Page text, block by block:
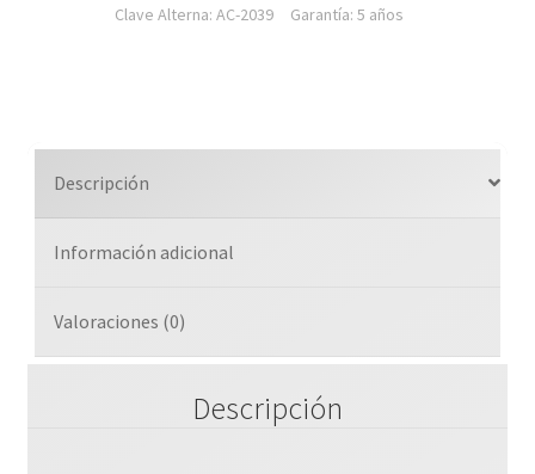
Clave Alterna: AC-2039
Garantía: 5 años
Descripción
Información adicional
Valoraciones (0)
Descripción